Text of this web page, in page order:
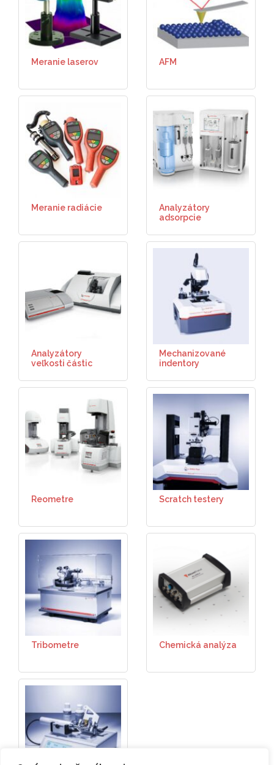
Meranie laserov AFM
Meranie radiácie
Analyzátory
adsorpcie
Analyzátory
veľkosti částic
Mechanizované
indentory
Reometre Scratch testery
Tribometre Chemická analýza